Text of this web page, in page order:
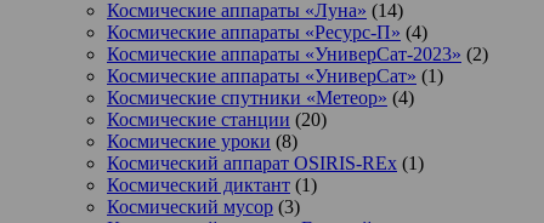
Космические аппараты «Луна» (14)
Космические аппараты «Ресурс-П» (4)
Космические аппараты «УниверСат-2023» (2)
Космические аппараты «УниверСат» (1)
Космические спутники «Метеор» (4)
Космические станции (20)
Космические уроки (8)
Космический аппарат OSIRIS-REx (1)
Космический диктант (1)
Космический мусор (3)